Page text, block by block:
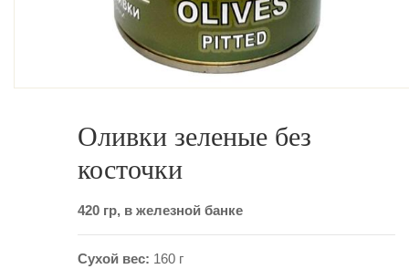
Оливки зеленые без
косточки
420 гр, в железной банке
Сухой вес: 160 г